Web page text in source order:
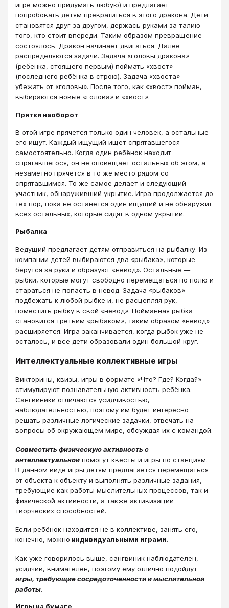
игре можно придумать любую) и предлагает
попробовать детям превратиться в этого дракона. Дети
становятся друг за другом, держась руками за талию
того, кто стоит впереди. Таким образом превращение
состоялось. Дракон начинает двигаться. Далее
распределяются задачи. Задача «головы дракона»
(ребёнка, стоящего первым) поймать «хвост»
(последнего ребёнка в строю). Задача «хвоста» —
убежать от «головы». После того, как «хвост» пойман,
выбираются новые «голова» и «хвост».
Прятки наоборот
В этой игре прячется только один человек, а остальные
его ищут. Каждый ищущий ищет спрятавшегося
самостоятельно. Когда один ребёнок находит
спрятавшегося, он не оповещает остальных об этом, а
незаметно прячется в то же место рядом со
спрятавшимся. То же самое делает и следующий
участник, обнаруживший укрытие. Игра продолжается до
тех пор, пока не останется один ищущий и не обнаружит
всех остальных, которые сидят в одном укрытии.
Рыбалка
Ведущий предлагает детям отправиться на рыбалку. Из
компании детей выбираются два «рыбака», которые
берутся за руки и образуют «невод». Остальные —
рыбки, которые могут свободно перемещаться по полю и
стараться не попасть в невод. Задача «рыбаков» —
подбежать к любой рыбке и, не расцепляя рук,
поместить рыбку в свой «невод». Пойманная рыбка
становится третьим «рыбаком», таким образом «невод»
расширяется. Игра заканчивается, когда рыбок уже не
осталось, и все дети образовали один большой круг.
Интеллектуальные коллективные игры
Викторины, квизы, игры в формате «Что? Где? Когда?»
стимулируют познавательную активность ребёнка.
Сангвиники отличаются усидчивостью,
наблюдательностью, поэтому им будет интересно
решать различные логические задачки, отвечать на
вопросы об окружающем мире, обсуждая их с командой.
Совместить физическую активность с
интеллектуальной помогут квесты и игры по станциям.
В данном виде игры детям предлагается перемещаться
от объекта к объекту и выполнять различные задания,
требующие как работы мыслительных процессов, так и
физической активности, а также активизации
творческих способностей.
Если ребёнок находится не в коллективе, занять его,
конечно, можно индивидуальными играми.
Как уже говорилось выше, сангвиник наблюдателен,
усидчив, внимателен, поэтому ему отлично подойдут
игры, требующие сосредоточенности и мыслительной
работы.